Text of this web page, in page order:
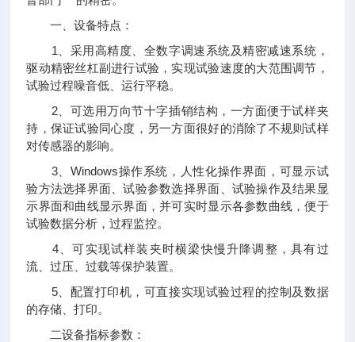
一、设备特点：
1、采用高精度、全数字调速系统及精密减速系统，
驱动精密丝杠副进行试验，实现试验速度的大范围调节，
试验过程噪音低、运行平稳。
2、可选用万向节十字插销结构，一方面便于试样夹
持，保证试验同心度，另一方面很好的消除了不规则试样
对传感器的影响。
3、Windows操作系统，人性化操作界面，可显示试
验方法选择界面、试验参数选择界面、试验操作及结果显
示界面和曲线显示界面，并可实时显示各参数曲线，便于
试验数据分析，过程监控。
4、可实现试样装夹时横梁快慢升降调整，具有过
流、过压、过载等保护装置。
5、配置打印机，可直接实现试验过程的控制及数据
的存储、打印。
二设备指标参数：